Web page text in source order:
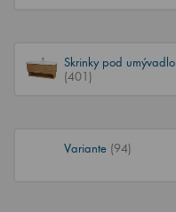
Skrinky pod umývadlo
(401)
Variante (94)